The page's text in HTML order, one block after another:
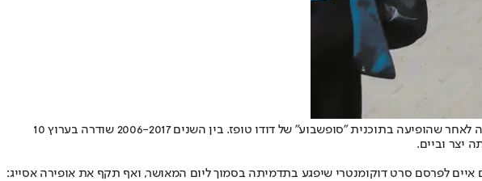
נאור ציון הוא סטאנדפיסט ויוצר, נולד ב - 10 בפברואר 1972 ברמת השרון. ציון מופיע מגיל 19 בהופעות סטאנד אפ ופרץ לתודעה לאחר שהופיעה בתוכנית "סופשבוע" של דודו טופז. בין השנים 2006-2017 שודרה בערוץ 10
נגדה • בפוסט שפרסם איים לפרסם סרט דוקומנטרי שיפגע בתדמיתה בסמוך ליום המאושר, ואף תקף את אופירה אסייג: